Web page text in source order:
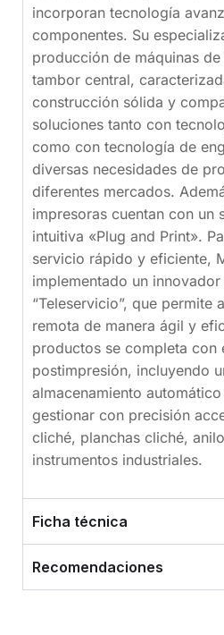
incorporan tecnología
componentes. Su
producción de máquinas
tambor central,
construcción sólida y
soluciones tanto con
como con tecnología de
diversas necesidades de
diferentes mercados.
impresoras cuentan con un
intuitiva «Plug and Print».
servicio rápido y eficiente,
implementado un
“Teleservicio”, que permite
remota de manera ágil y
productos se completa con
postimpresión, incluyendo
almacenamiento
gestionar con precisión
cliché, planchas cliché,
instrumentos industriales.
Ficha técnica
Recomendaciones